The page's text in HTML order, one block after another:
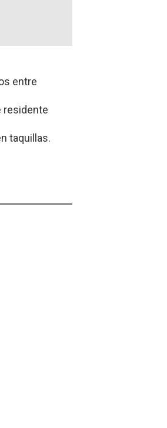
entre
residente
taquillas.